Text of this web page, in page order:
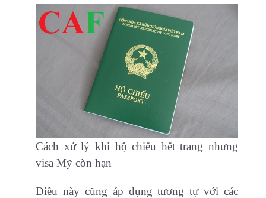
Cách xử lý khi hộ chiếu hết trang nhưng
visa Mỹ còn hạn
Điều này cũng áp dụng tương tự với các